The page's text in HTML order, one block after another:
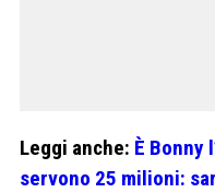
Leggi anche: È Bonny
servono 25 milioni: